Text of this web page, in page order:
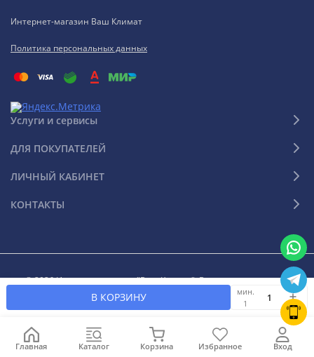
В КОРЗИНУ
мин.
1
Интернет-магазин Ваш Климат
Политика персональных данных
Услуги и сервисы
ДЛЯ ПОКУПАТЕЛЕЙ
ЛИЧНЫЙ КАБИНЕТ
КОНТАКТЫ
© 2026 Интернет-магазин "Ваш Климат". Все права защищены
Главная Каталог Корзина Избранное Вход